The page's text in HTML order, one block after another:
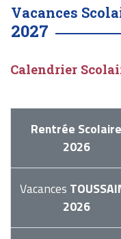
Vacances
2027
Calendrier
Rentrée Scolaire
2026
Vacances
2026